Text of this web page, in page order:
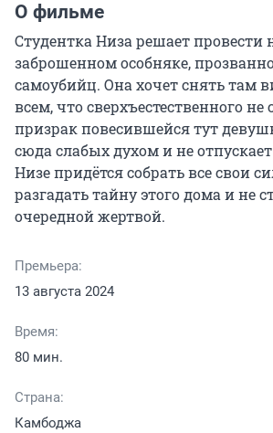
О фильме
Студентка Низа решает провести
заброшенном особняке,
самоубийц. Она хочет снять там
всем, что сверхъестественного не
призрак повесившейся тут
сюда слабых духом и не
Низе придётся собрать все свои
разгадать тайну этого дома и не
очередной жертвой.
Премьера:
13 августа 2024
Время:
80 мин.
Страна:
Камбоджа